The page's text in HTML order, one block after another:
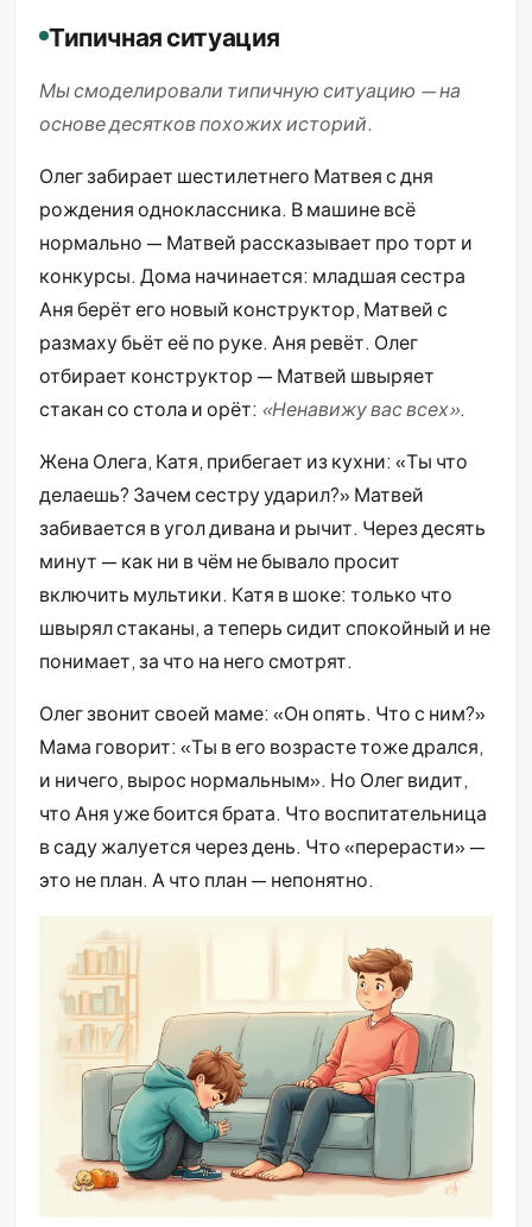
Типичная ситуация
Мы смоделировали типичную ситуацию — на
основе десятков похожих историй.
Олег забирает шестилетнего Матвея с дня
рождения одноклассника. В машине всё
нормально — Матвей рассказывает про торт и
конкурсы. Дома начинается: младшая сестра
Аня берёт его новый конструктор, Матвей с
размаху бьёт её по руке. Аня ревёт. Олег
отбирает конструктор — Матвей швыряет
стакан со стола и орёт: «Ненавижу вас всех».
Жена Олега, Катя, прибегает из кухни: «Ты что
делаешь? Зачем сестру ударил?» Матвей
забивается в угол дивана и рычит. Через десять
минут — как ни в чём не бывало просит
включить мультики. Катя в шоке: только что
швырял стаканы, а теперь сидит спокойный и не
понимает, за что на него смотрят.
Олег звонит своей маме: «Он опять. Что с ним?»
Мама говорит: «Ты в его возрасте тоже дрался,
и ничего, вырос нормальным». Но Олег видит,
что Аня уже боится брата. Что воспитательница
в саду жалуется через день. Что «перерасти» —
это не план. А что план — непонятно.